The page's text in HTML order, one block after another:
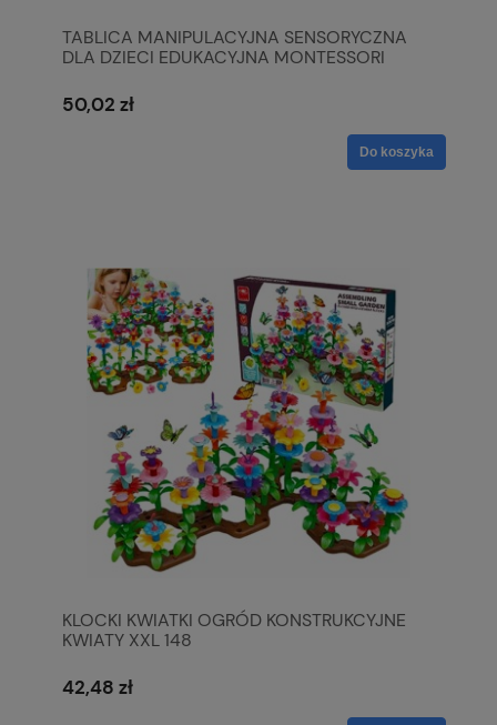
TABLICA MANIPULACYJNA SENSORYCZNA
DLA DZIECI EDUKACYJNA MONTESSORI
50,02 zł
Do koszyka
KLOCKI KWIATKI OGRÓD KONSTRUKCYJNE
KWIATY XXL 148
42,48 zł